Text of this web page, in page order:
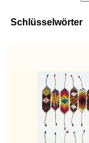
Schlüsselwörter